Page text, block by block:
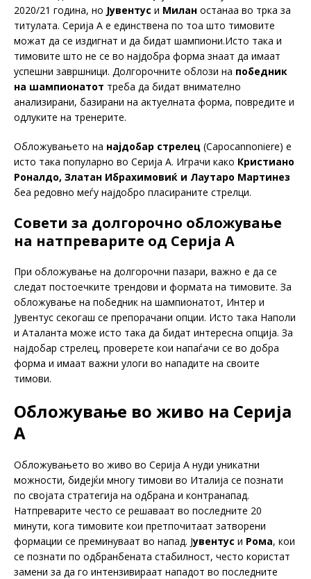
2020/21 година, но Јувентус и Милан останаа во трка за
титулата. Серија А е единствена по тоа што тимовите
можат да се издигнат и да бидат шампиони.Исто така и
тимовите што не се во најдобра форма знаат да имаат
успешни завршници. Долгорочните облози на победник
на шампионатот треба да бидат внимателно
анализирани, базирани на актуелната форма, повредите и
одлуките на тренерите.
Обложувањето на најдобар стрелец (Capocannoniere) е
исто така популарно во Серија А. Играчи како Кристиано
Роналдо, Златан Ибрахимовиќ и Лаутаро Мартинез
беа редовно меѓу најдобро пласираните стрелци.
Совети за долгорочно обложување
на натпреварите од Серија А
При обложување на долгорочни пазари, важно е да се
следат постоечките трендови и формата на тимовите. За
обложување на победник на шампионатот, Интер и
Јувентус секогаш се препорачани опции. Исто така Наполи
и Аталанта може исто така да бидат интересна опција. За
најдобар стрелец, проверете кои напаѓачи се во добра
форма и имаат важни улоги во нападите на своите
тимови.
Обложување во живо на Серија
А
Обложувањето во живо во Серија А нуди уникатни
можности, бидејќи многу тимови во Италија се познати
по својата стратегија на одбрана и контранапад.
Натпреварите често се решаваат во последните 20
минути, кога тимовите кои претпочитаат затворени
формации се преминуваат во напад. Jувентус и Рома, кои
се познати по одбранбената стабилност, често користат
замени за да го интензивираат нападот во последните